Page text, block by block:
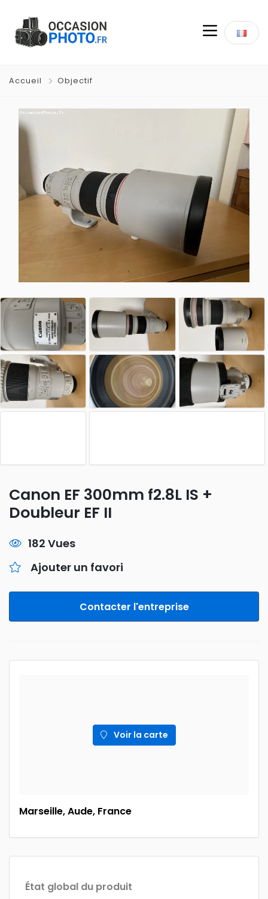
Accueil Objectif
Canon EF 300mm f2.8L IS +
Doubleur EF II
182 Vues
Ajouter un favori
Contacter l'entreprise
Voir la carte
Marseille, Aude, France
État global du produit